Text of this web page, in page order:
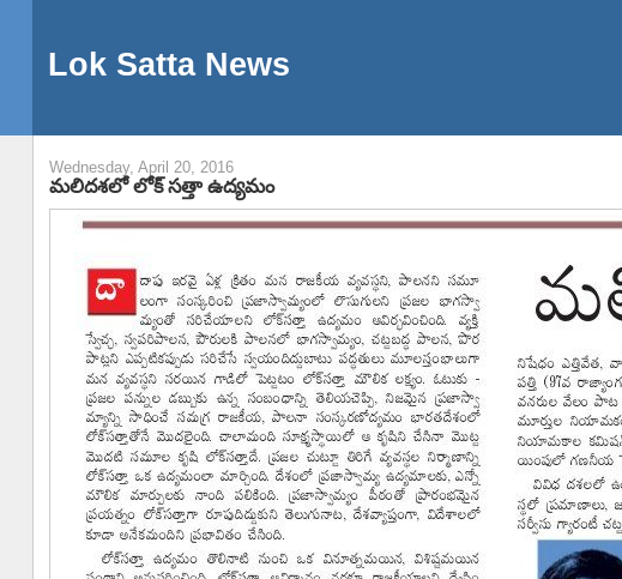
Lok Satta News
Wednesday, April 20, 2016
మలిదశలో లోక్ సత్తా ఉద్యమం